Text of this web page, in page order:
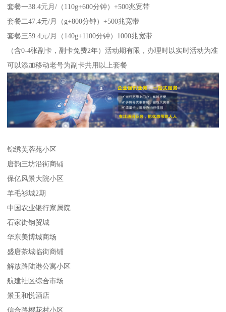
套餐一38.4元月/（110g+600分钟）+500兆宽带
套餐二47.4元/月（g+800分钟）+500兆宽带
套餐三59.4元/月（140g+1100分钟）1000兆宽带
（含0-4张副卡，副卡免费2年）活动期有限，办理时以实时活动为准
可以添加移动老号为副卡共用以上套餐
锦绣芙蓉苑小区
唐韵三坊沿街商铺
保亿风景大院小区
羊毛衫城2期
中国农业银行家属院
石家街钢贸城
华东美博城商场
盛唐茶城临街商铺
解放路陆港公寓小区
航建社区综合市场
景玉和悦酒店
信合路樱花村小区